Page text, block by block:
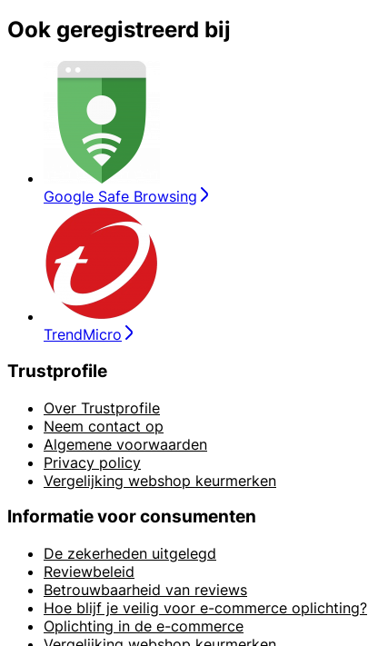
Ook geregistreerd bij
Google Safe Browsing
TrendMicro
Trustprofile
Over Trustprofile
Neem contact op
Algemene voorwaarden
Privacy policy
Vergelijking webshop keurmerken
Informatie voor consumenten
De zekerheden uitgelegd
Reviewbeleid
Betrouwbaarheid van reviews
Hoe blijf je veilig voor e-commerce oplichting?
Oplichting in de e-commerce